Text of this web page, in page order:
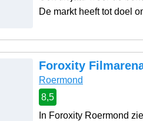
De markt heeft tot doel
Foroxity
Roermond
8,5
In Foroxity Roermond